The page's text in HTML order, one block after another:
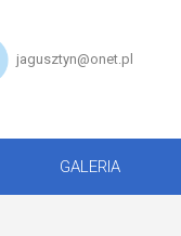
jagusztyn@onet.pl
GALERIA